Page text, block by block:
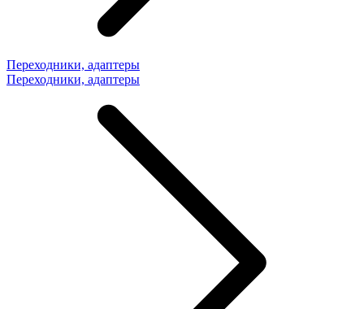
Переходники, адаптеры
Переходники, адаптеры